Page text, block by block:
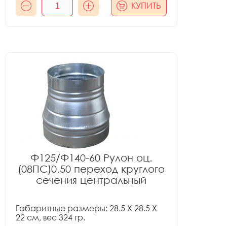
КУПИТЬ
Ф125/Ф140-60 Рулон оц.
(08ПС)0.50 переход круглого
сечения центральный
Габаритные размеры: 28.5 X 28.5 X
22 см, вес 324 гр.